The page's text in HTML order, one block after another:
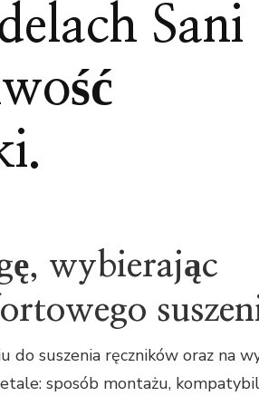
Sani
wybierając
do suszenia ręczników oraz na
sposób montażu,